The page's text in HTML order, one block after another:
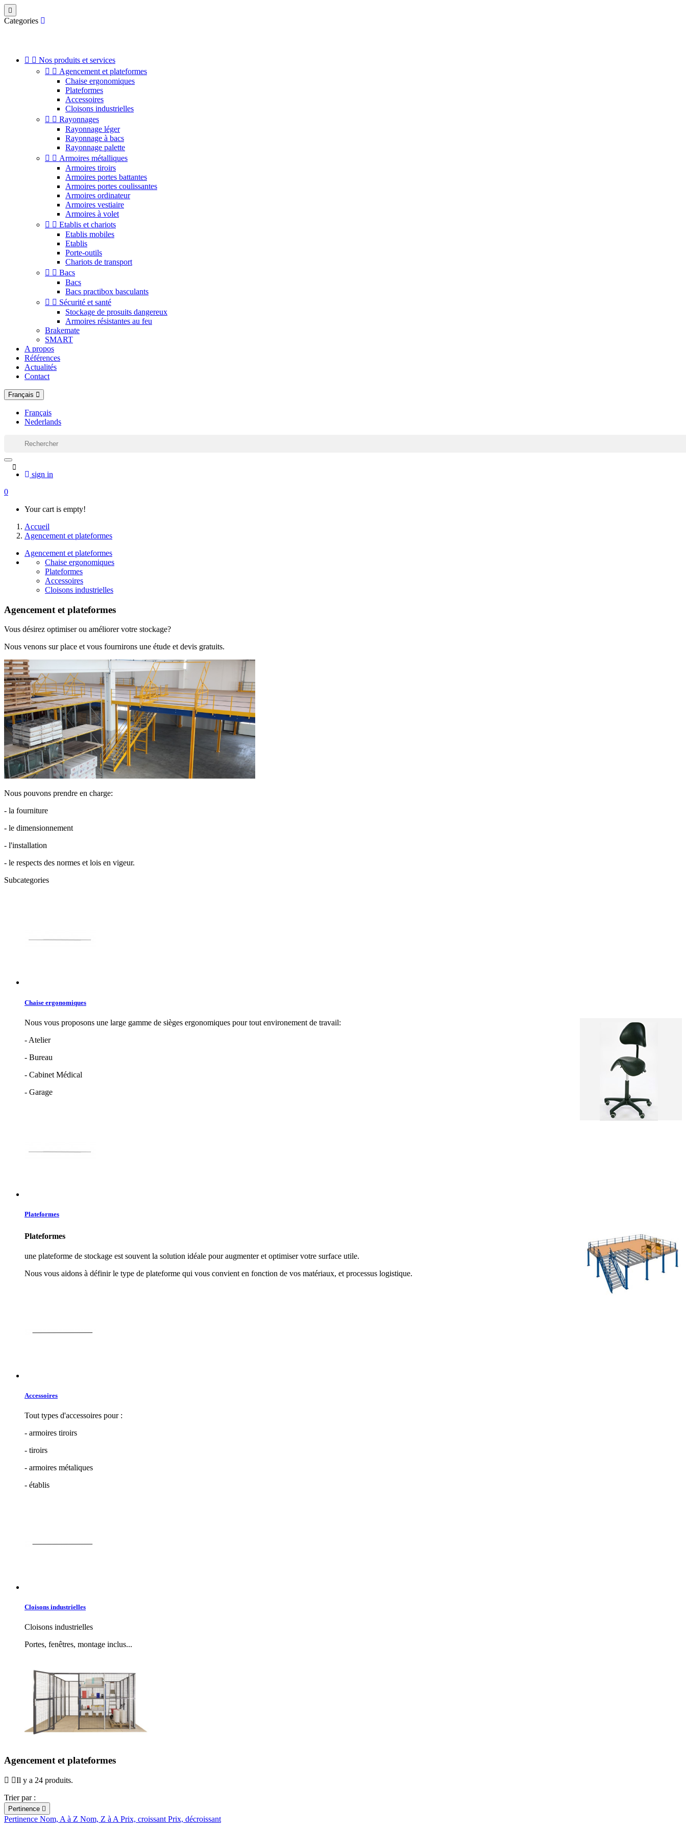

Categories
  Nos produits et services
  Agencement et plateformes
Chaise ergonomiques
Plateformes
Accessoires
Cloisons industrielles
  Rayonnages
Rayonnage léger
Rayonnage à bacs
Rayonnage palette
  Armoires métalliques
Armoires tiroirs
Armoires portes battantes
Armoires portes coulissantes
Armoires ordinateur
Armoires vestiaire
Armoires à volet
  Etablis et chariots
Etablis mobiles
Etablis
Porte-outils
Chariots de transport
  Bacs
Bacs
Bacs practibox basculants
  Sécurité et santé
Stockage de prosuits dangereux
Armoires résistantes au feu
Brakemate
SMART
A propos
Références
Actualités
Contact
Français
Français
Nederlands
sign in
0
Your cart is empty!
Accueil
Agencement et plateformes
Agencement et plateformes
Chaise ergonomiques
Plateformes
Accessoires
Cloisons industrielles
Agencement et plateformes
Vous désirez optimiser ou améliorer votre stockage?
Nous venons sur place et vous fournirons une étude et devis gratuits.
Nous pouvons prendre en charge:
- la fourniture
- le dimensionnement
- l'installation
- le respects des normes et lois en vigeur.
Subcategories
Chaise ergonomiques
Nous vous proposons une large gamme de sièges ergonomiques pour tout environement de travail:
- Atelier
- Bureau
- Cabinet Médical
- Garage
Plateformes
Plateformes
une plateforme de stockage est souvent la solution idéale pour augmenter et optimiser votre surface utile.
Nous vous aidons à définir le type de plateforme qui vous convient en fonction de vos matériaux, et processus logistique.
Accessoires
Tout types d'accessoires pour :
- armoires tiroirs
- tiroirs
- armoires métaliques
- établis
Cloisons industrielles
Cloisons industrielles
Portes, fenêtres, montage inclus...
Agencement et plateformes
Il y a 24 produits.
Trier par :
Pertinence 
Pertinence Nom, A à Z Nom, Z à A Prix, croissant Prix, décroissant